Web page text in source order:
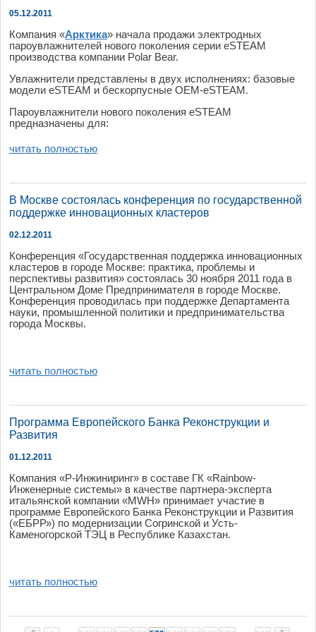
05.12.2011
Компания «Арктика» начала продажи электродных
пароувлажнителей нового поколения серии eSTEAM
производства компании Polar Bear.
Увлажнители представлены в двух исполнениях: базовые
модели eSTEAM и бескорпусные OEM-eSTEAM.
Пароувлажнители нового поколения eSTEAM
предназначены для:
читать полностью
В Москве состоялась конференция по государственной
поддержке инновационных кластеров
02.12.2011
Конференция «Государственная поддержка инновационных
кластеров в городе Москве: практика, проблемы и
перспективы развития» состоялась 30 ноября 2011 года в
Центральном Доме Предпринимателя в городе Москве.
Конференция проводилась при поддержке Департамента
науки, промышленной политики и предпринимательства
города Москвы.
читать полностью
Программа Европейского Банка Реконструкции и
Развития
01.12.2011
Компания «Р-Инжиниринг» в составе ГК «Rainbow-
Инженерные системы» в качестве партнера-эксперта
итальянской компании «MWH» принимает участие в
программе Европейского Банка Реконструкции и Развития
(«ЕБРР») по модернизации Согринской и Усть-
Каменогорской ТЭЦ в Республике Казахстан.
читать полностью